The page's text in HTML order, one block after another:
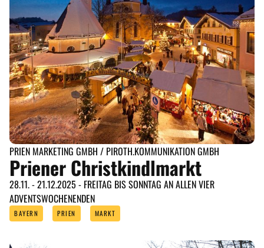
PRIEN MARKETING GMBH / PIROTH.KOMMUNIKATION GMBH
Priener Christkindlmarkt
28.11. - 21.12.2025 - FREITAG BIS SONNTAG AN ALLEN VIER
ADVENTSWOCHENENDEN
BAYERN PRIEN MARKT